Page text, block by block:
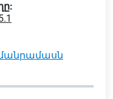
մանրամասն